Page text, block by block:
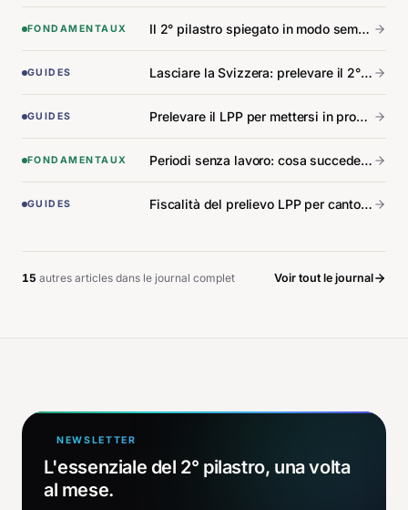
FONDAMENTAUX Il 2° pilastro spiegato in modo semplice, senza tecnicismi.
GUIDES Lasciare la Svizzera: prelevare il 2° pilastro a seconda del paese di destinazione.
GUIDES Prelevare il LPP per mettersi in proprio: condizioni e procedura.
FONDAMENTAUX Periodi senza lavoro: cosa succede al Suo 2° pilastro.
GUIDES Fiscalità del prelievo LPP per cantone: la mappa degli scarti.
15 autres articles dans le journal complet Voir tout le journal
NEWSLETTER
L'essenziale del 2° pilastro, una volta
al mese.